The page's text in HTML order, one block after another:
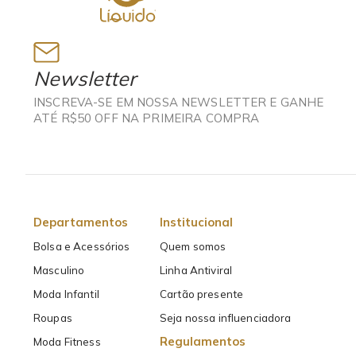
Newsletter
INSCREVA-SE EM NOSSA NEWSLETTER E GANHE
ATÉ R$50 OFF NA PRIMEIRA COMPRA
Departamentos
Bolsa e Acessórios
Masculino
Moda Infantil
Roupas
Moda Fitness
Institucional
Quem somos
Linha Antiviral
Cartão presente
Seja nossa influenciadora
Regulamentos